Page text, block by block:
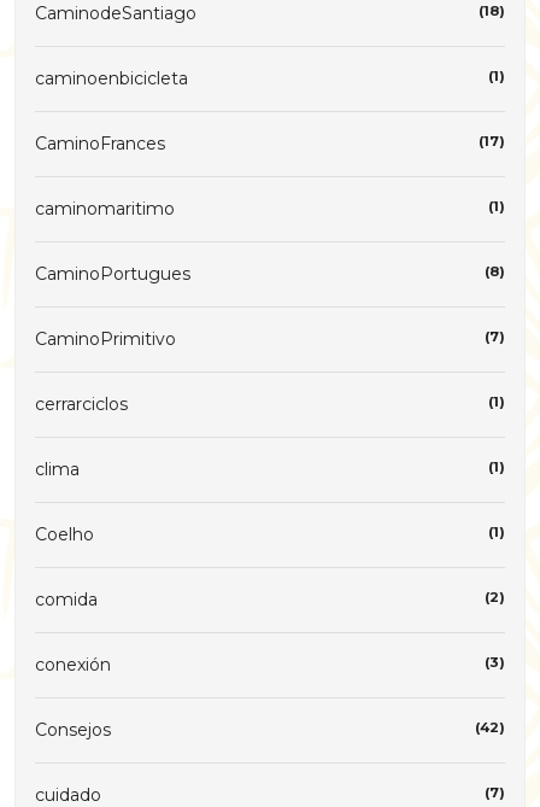
CaminodeSantiago (18)
caminoenbicicleta (1)
CaminoFrances (17)
caminomaritimo (1)
CaminoPortugues (8)
CaminoPrimitivo (7)
cerrarciclos (1)
clima (1)
Coelho (1)
comida (2)
conexión (3)
Consejos (42)
cuidado (7)